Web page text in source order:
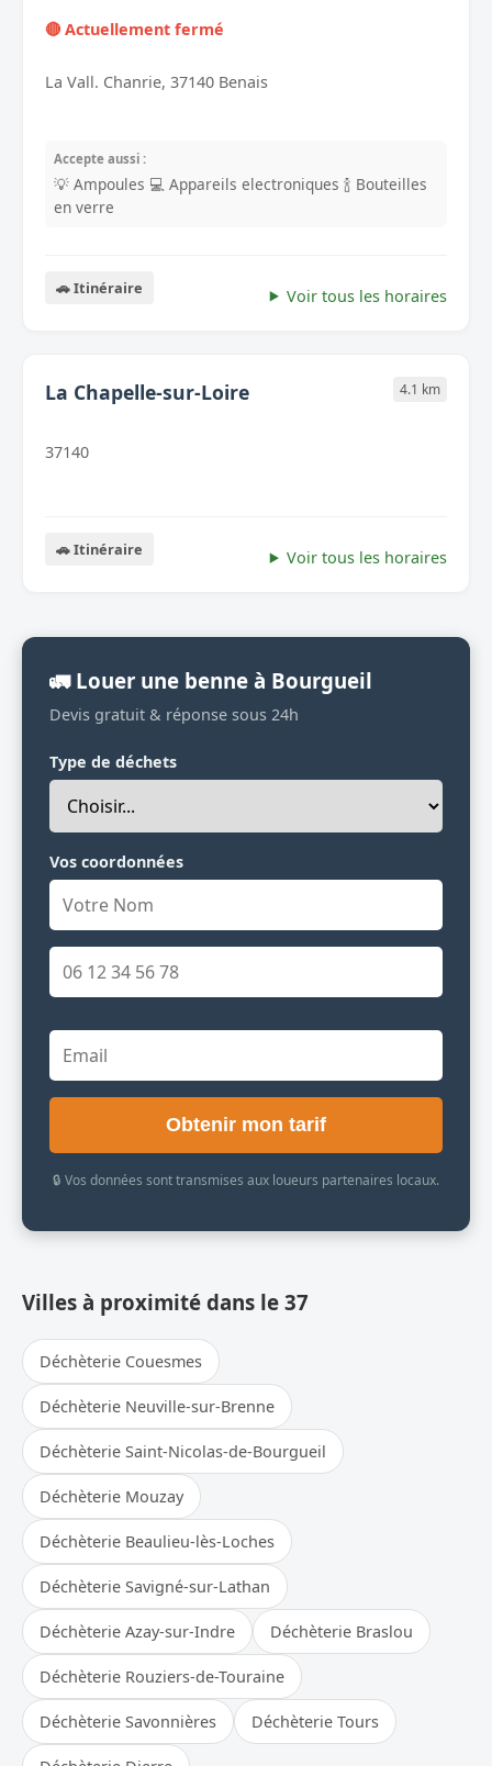
🔴 Actuellement fermé
La Vall. Chanrie, 37140 Benais
Accepte aussi :
💡 Ampoules 💻 Appareils electroniques 🍾 Bouteilles
en verre
🚗 Itinéraire Voir tous les horaires
La Chapelle-sur-Loire 4.1 km
37140
🚗 Itinéraire Voir tous les horaires
🚛 Louer une benne à Bourgueil
Devis gratuit & réponse sous 24h
Type de déchets
Vos coordonnées
Obtenir mon tarif
🔒 Vos données sont transmises aux loueurs partenaires locaux.
Villes à proximité dans le 37
Déchèterie Couesmes
Déchèterie Neuville-sur-Brenne
Déchèterie Saint-Nicolas-de-Bourgueil
Déchèterie Mouzay
Déchèterie Beaulieu-lès-Loches
Déchèterie Savigné-sur-Lathan
Déchèterie Azay-sur-Indre Déchèterie Braslou
Déchèterie Rouziers-de-Touraine
Déchèterie Savonnières Déchèterie Tours